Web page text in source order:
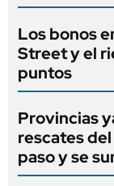
Los bonos
Street y el
puntos
Provincias
rescates
paso y se